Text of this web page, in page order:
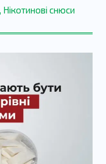
, Нікотинові снюси